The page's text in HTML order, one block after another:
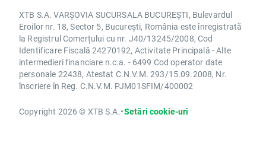
XTB S.A. VARȘOVIA SUCURSALA BUCUREȘTI, Bulevardul
Eroilor nr. 18, Sector 5, București, România este înregistrată
la Registrul Comerțului cu nr. J40/13245/2008, Cod
Identificare Fiscală 24270192, Activitate Principală - Alte
intermedieri financiare n.c.a. - 6499 Cod operator date
personale 22438, Atestat C.N.V.M. 293/15.09.2008, Nr.
înscriere în Reg. C.N.V.M. PJM01SFIM/400002
Copyright 2026 © XTB S.A.•Setări cookie-uri